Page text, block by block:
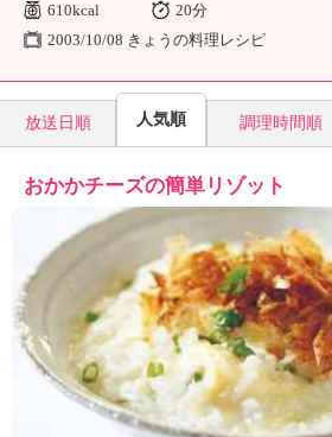
の
理
」
610kcal
20分
2003/10/08 きょうの料理レシピ
放送日順 人気順 調理時間順
おかかチーズの簡単リゾット